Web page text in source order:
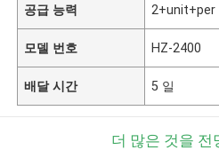
공급 능력 2+unit+per
모델 번호 HZ-2400
배달 시간 5 일
더 많은 것을 전